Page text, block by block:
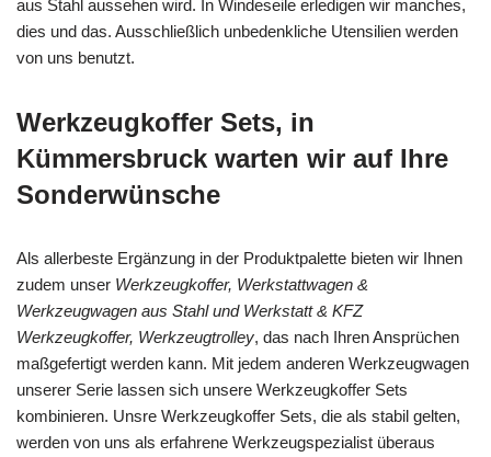
aus Stahl aussehen wird. In Windeseile erledigen wir manches,
dies und das. Ausschließlich unbedenkliche Utensilien werden
von uns benutzt.
Werkzeugkoffer Sets, in
Kümmersbruck warten wir auf Ihre
Sonderwünsche
Als allerbeste Ergänzung in der Produktpalette bieten wir Ihnen
zudem unser Werkzeugkoffer, Werkstattwagen &
Werkzeugwagen aus Stahl und Werkstatt & KFZ
Werkzeugkoffer, Werkzeugtrolley, das nach Ihren Ansprüchen
maßgefertigt werden kann. Mit jedem anderen Werkzeugwagen
unserer Serie lassen sich unsere Werkzeugkoffer Sets
kombinieren. Unsre Werkzeugkoffer Sets, die als stabil gelten,
werden von uns als erfahrene Werkzeugspezialist überaus